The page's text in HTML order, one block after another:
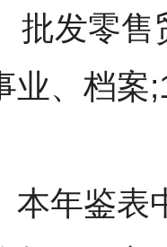
批发零售
业、档案
本年鉴表